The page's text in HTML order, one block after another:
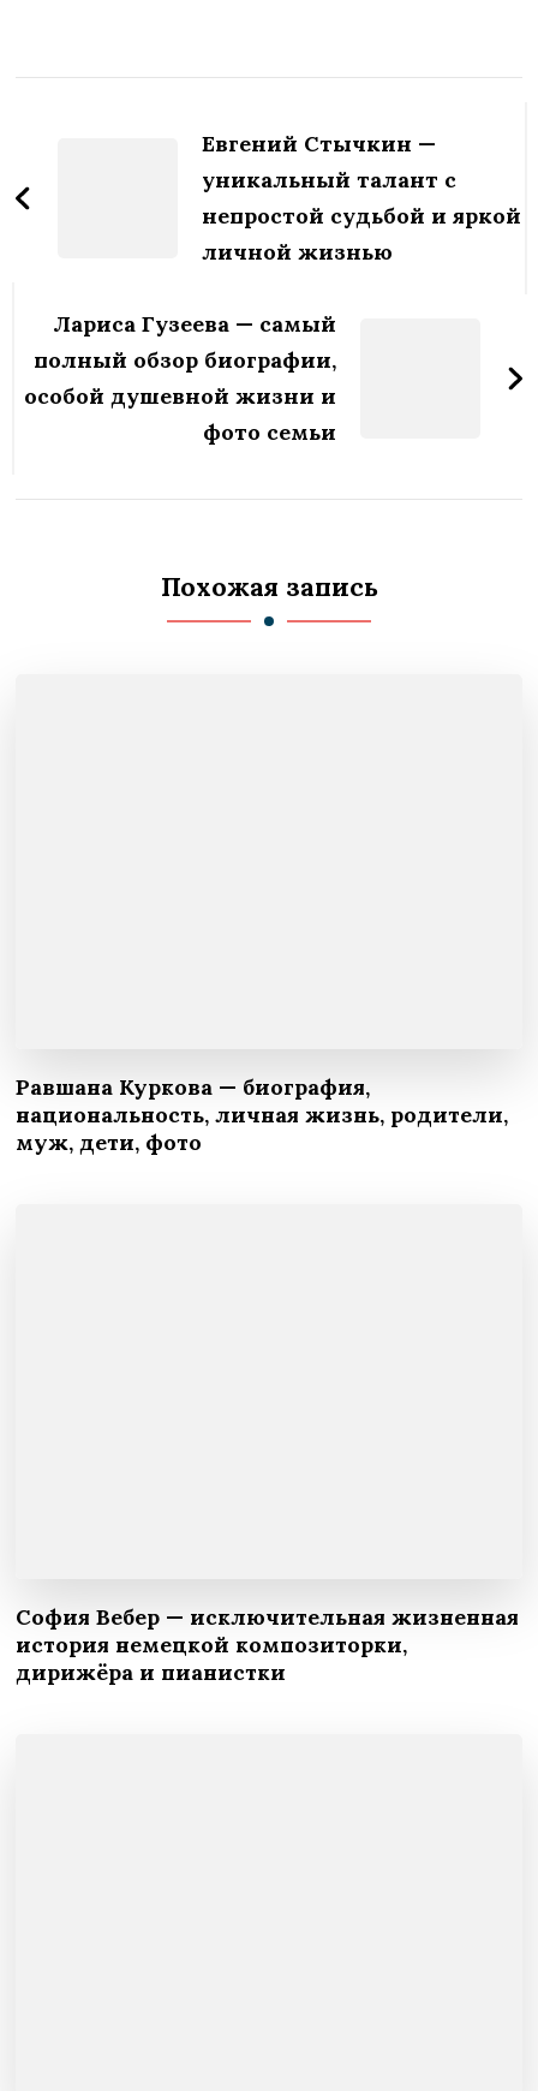
записям
Евгений Стычкин —
уникальный талант с
непростой судьбой и яркой
личной жизнью
Лариса Гузеева — самый
полный обзор биографии,
особой душевной жизни и
фото семьи
Похожая запись
Равшана Куркова — биография,
национальность, личная жизнь, родители,
муж, дети, фото
София Вебер — исключительная жизненная
история немецкой композиторки,
дирижёра и пианистки